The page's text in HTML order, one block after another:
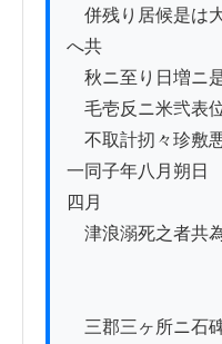
併残り居候是は
へ共
秋ニ至り日増ニ
毛壱反ニ米弐表
不取計扨々珍敷
一同子年八月朔日
四月
津浪溺死之者共
三郡三ヶ所ニ石